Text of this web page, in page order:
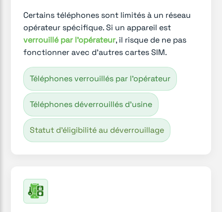
Certains téléphones sont limités à un réseau
opérateur spécifique. Si un appareil est
verrouillé par l'opérateur, il risque de ne pas
fonctionner avec d'autres cartes SIM.
Téléphones verrouillés par l'opérateur
Téléphones déverrouillés d'usine
Statut d'éligibilité au déverrouillage